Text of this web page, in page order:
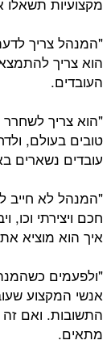
"המנהל צריך
הוא צריך
העובדים.
"הוא צריך לשחרר
טובים בעולם,
עובדים נשארים
"המנהל לא חייב
חכם ויצירתי
איך הוא מוציא
"ולפעמים
אנשי המקצוע
התשובות. ואם
מתאים.